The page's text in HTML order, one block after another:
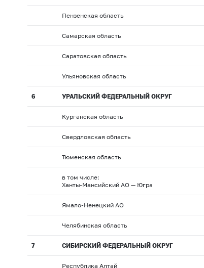
Пензенская область
Самарская область
Саратовская область
Ульяновская область
6 УРАЛЬСКИЙ ФЕДЕРАЛЬНЫЙ ОКРУГ
Курганская область
Свердловская область
Тюменская область
в том числе:
Ханты-Мансийский АО — Югра
Ямало-Ненецкий АО
Челябинская область
7 СИБИРСКИЙ ФЕДЕРАЛЬНЫЙ ОКРУГ
Республика Алтай